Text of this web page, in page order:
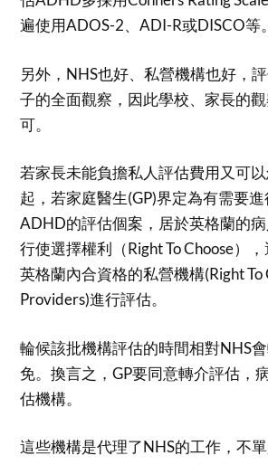
遍使用ADOS-2、ADI-R或DISCO等。
另外，NHS也好、私營機構也好，
子的全面觀察，因此學校、家長的
可。
若家長未能負擔私人評估費用又可
起，若家庭醫生(GP)界定為有需要
ADHD的評估個案，居於英格蘭的
行使選擇權利（Right To Choose）
英格蘭內合資格的私營機構(Right To
Providers)進行評估。
輪候該批機構評估的時間相對NHS
免。換言之，GP要同意轉介評估，
估機構。
這些機構是代理了NHS的工作，不